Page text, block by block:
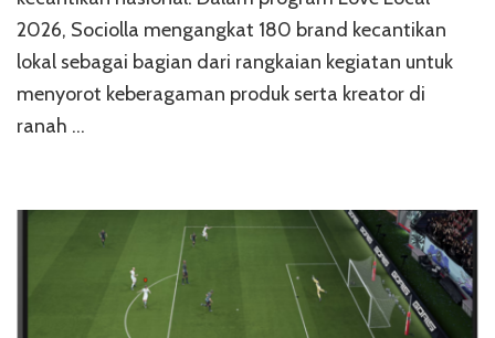
2026, Sociolla mengangkat 180 brand kecantikan
lokal sebagai bagian dari rangkaian kegiatan untuk
menyorot keberagaman produk serta kreator di
ranah …